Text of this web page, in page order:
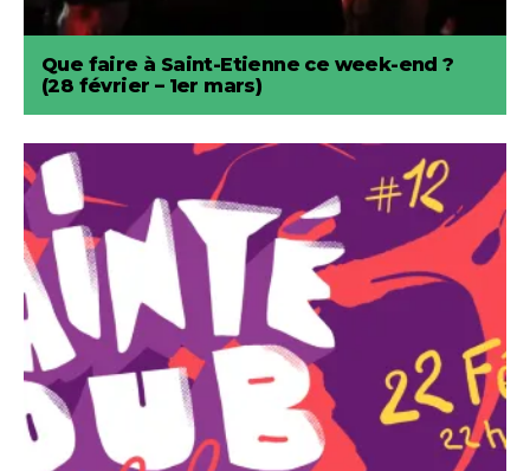
Que faire à Saint-Etienne ce week-end ?
(28 février – 1er mars)